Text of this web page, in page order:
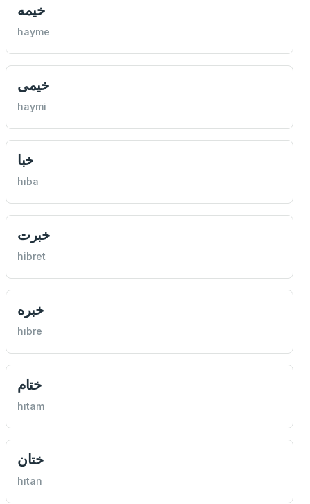
خيمه
hayme
خيمی
haymi
خبا
hıba
خبرت
hibret
خبره
hıbre
ختام
hıtam
ختان
hıtan